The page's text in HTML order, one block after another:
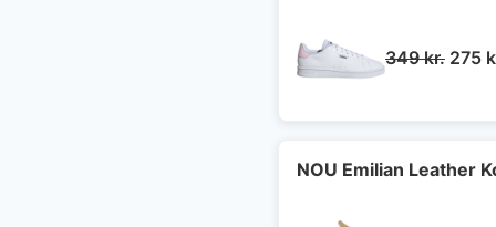
349kr. Den
349
275
NOU Emilian Leather